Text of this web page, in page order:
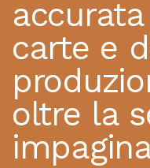
carte e
oltre la